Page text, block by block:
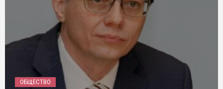
ОБЩЕСТВО